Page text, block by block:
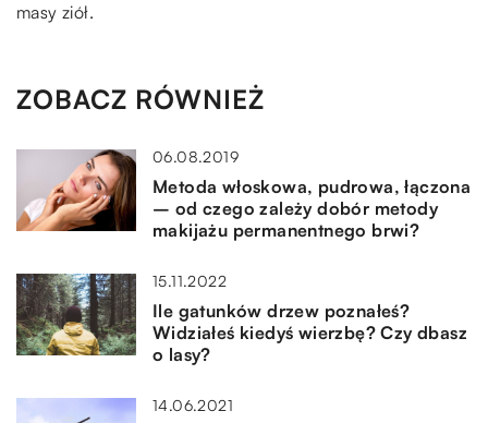
masy ziół.
ZOBACZ RÓWNIEŻ
06.08.2019
Metoda włoskowa, pudrowa, łączona
– od czego zależy dobór metody
makijażu permanentnego brwi?
15.11.2022
Ile gatunków drzew poznałeś?
Widziałeś kiedyś wierzbę? Czy dbasz
o lasy?
14.06.2021